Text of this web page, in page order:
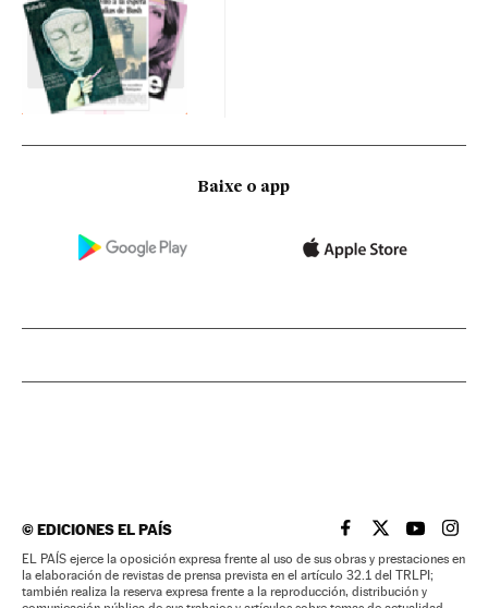
Baixe o app
©EDICIONES EL PAÍS EL PAÍS BRASIL EN
EL PAÍSEL PAÍS
EL
EL PAÍS ejerce la oposición expresa frente al uso de sus obras y prestaciones en
la elaboración de revistas de prensa prevista en el artículo 32.1 del TRLPI;
también realiza la reserva expresa frente a la reproducción, distribución y